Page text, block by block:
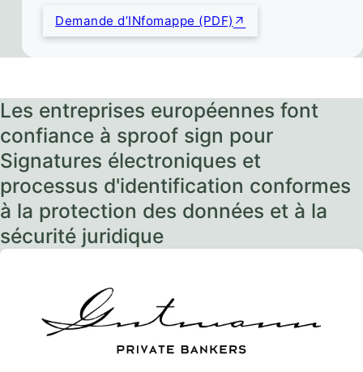
Demande d’INfomappe (PDF)
Les entreprises européennes font
confiance à sproof sign pour
Signatures électroniques et
processus d'identification conformes
à la protection des données et à la
sécurité juridique